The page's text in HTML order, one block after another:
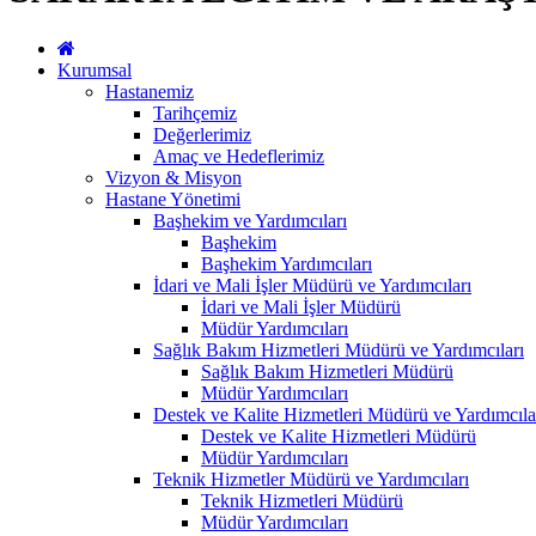
Kurumsal
Hastanemiz
Tarihçemiz
Değerlerimiz
Amaç ve Hedeflerimiz
Vizyon & Misyon
Hastane Yönetimi
Başhekim ve Yardımcıları
Başhekim
Başhekim Yardımcıları
İdari ve Mali İşler Müdürü ve Yardımcıları
İdari ve Mali İşler Müdürü
Müdür Yardımcıları
Sağlık Bakım Hizmetleri Müdürü ve Yardımcıları
Sağlık Bakım Hizmetleri Müdürü
Müdür Yardımcıları
Destek ve Kalite Hizmetleri Müdürü ve
Destek ve Kalite Hizmetleri Müdürü
Müdür Yardımcıları
Teknik Hizmetler Müdürü ve Yardımcıları
Teknik Hizmetleri Müdürü
Müdür Yardımcıları